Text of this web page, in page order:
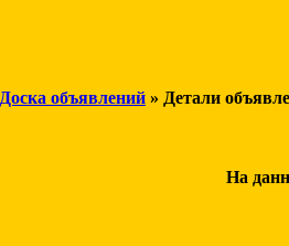
Доска объявлений » Детали
На